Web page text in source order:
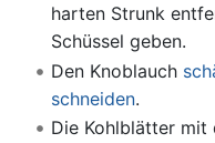
harten Strunk
Schüssel geben.
Den Knoblauch
schneiden.
Die Kohlblätter mit